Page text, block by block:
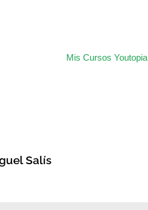
Mis Cursos Youtopia
Salís